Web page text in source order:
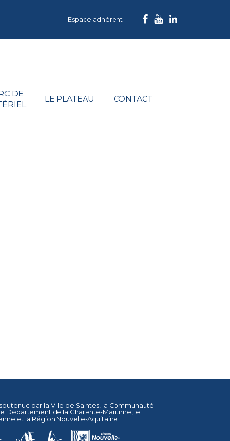
Espace adhérent
DE
LE PLATEAU CONTACT
par la Ville de Saintes , la Communauté
, le Département de la Charente-Maritime , le
et la Région Nouvelle-Aquitaine